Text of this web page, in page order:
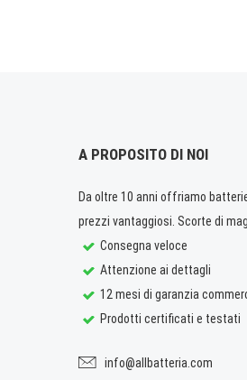
A PROPOSITO DI NOI
Da oltre 10 anni offriamo
prezzi vantaggiosi. Scorte di
Consegna veloce
Attenzione ai dettagli
12 mesi di garanzia
Prodotti certificati e testati
info@allbatteria.com